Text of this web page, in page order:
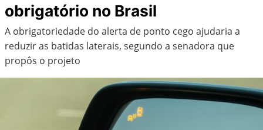
obrigatório no Brasil
A obrigatoriedade do alerta de ponto cego ajudaria a
reduzir as batidas laterais, segundo a senadora que
propôs o projeto